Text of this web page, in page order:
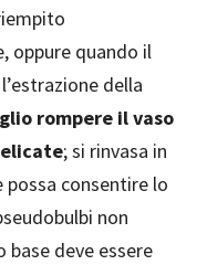
oppure quando il
della
rompere il vaso
; si rinvasa in
consentire lo
non
base deve essere